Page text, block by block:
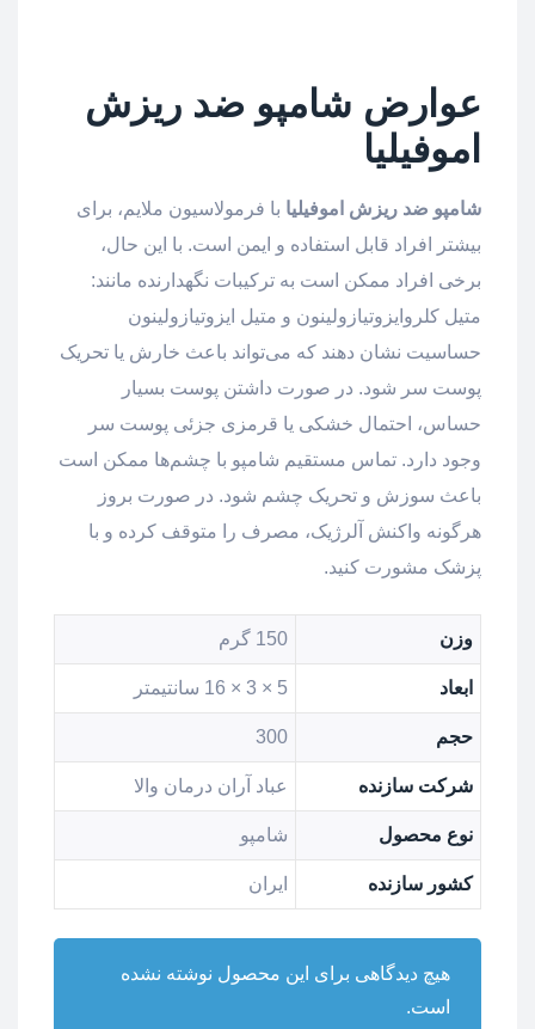
عوارض شامپو ضد ریزش
اموفیلیا
شامپو ضد ریزش اموفیلیا با فرمولاسیون ملایم، برای
بیشتر افراد قابل استفاده و ایمن است. با این حال،
برخی افراد ممکن است به ترکیبات نگهدارنده مانند:
متیل کلروایزوتیازولینون و متیل ایزوتیازولینون
حساسیت نشان دهند که می‌تواند باعث خارش یا تحریک
پوست سر شود. در صورت داشتن پوست بسیار
حساس، احتمال خشکی یا قرمزی جزئی پوست سر
وجود دارد. تماس مستقیم شامپو با چشم‌ها ممکن است
باعث سوزش و تحریک چشم شود. در صورت بروز
هرگونه واکنش آلرژیک، مصرف را متوقف کرده و با
پزشک مشورت کنید.
وزن 150 گرم
ابعاد 5 × 3 × 16 سانتیمتر
حجم 300
شرکت سازنده عباد آران درمان والا
نوع محصول شامپو
کشور سازنده ایران
هیچ دیدگاهی برای این محصول نوشته نشده
است.